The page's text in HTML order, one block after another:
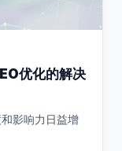
优化的解决
影响力日益增